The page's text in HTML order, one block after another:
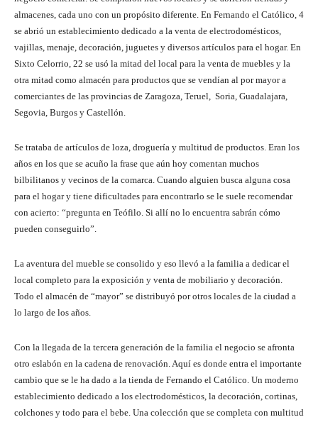
almacenes, cada uno con un propósito diferente. En Fernando el Católico, 4
se abrió un establecimiento dedicado a la venta de electrodomésticos,
vajillas, menaje, decoración, juguetes y diversos artículos para el hogar. En
Sixto Celorrio, 22 se usó la mitad del local para la venta de muebles y la
otra mitad como almacén para productos que se vendían al por mayor a
comerciantes de las provincias de Zaragoza, Teruel, Soria, Guadalajara,
Segovia, Burgos y Castellón.
Se trataba de artículos de loza, droguería y multitud de productos. Eran los
años en los que se acuño la frase que aún hoy comentan muchos
bilbilitanos y vecinos de la comarca. Cuando alguien busca alguna cosa
para el hogar y tiene dificultades para encontrarlo se le suele recomendar
con acierto: “pregunta en Teófilo. Si allí no lo encuentra sabrán cómo
pueden conseguirlo”.
La aventura del mueble se consolido y eso llevó a la familia a dedicar el
local completo para la exposición y venta de mobiliario y decoración.
Todo el almacén de “mayor” se distribuyó por otros locales de la ciudad a
lo largo de los años.
Con la llegada de la tercera generación de la familia el negocio se afronta
otro eslabón en la cadena de renovación. Aquí es donde entra el importante
cambio que se le ha dado a la tienda de Fernando el Católico. Un moderno
establecimiento dedicado a los electrodomésticos, la decoración, cortinas,
colchones y todo para el bebe. Una colección que se completa con multitud